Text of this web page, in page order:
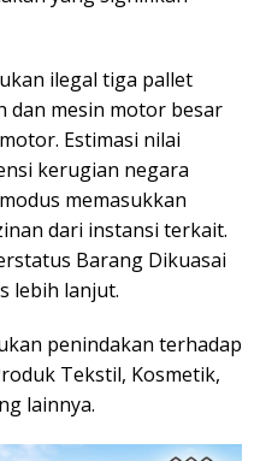
ilegal tiga pallet
dan mesin motor besar
Estimasi nilai
kerugian negara
memasukkan
dari instansi terkait.
Barang Dikuasai
lebih lanjut.
penindakan terhadap
Tekstil, Kosmetik,
lainnya.